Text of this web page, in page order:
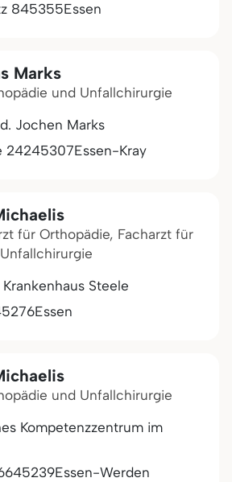
845355Essen
Marks
und Unfallchirurgie
Jochen Marks
24245307Essen-Kray
für Orthopädie, Facharzt für
Steele
Essen
und Unfallchirurgie
Kompetenzzentrum im
45239Essen-Werden